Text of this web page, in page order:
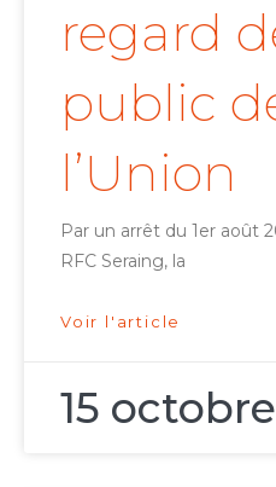
regard
public
l’Union
Par un arrêt du 1er août
RFC Seraing, la
Voir l'article
15